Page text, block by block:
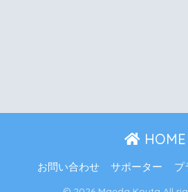
HOME
お問い合わせ サポーター プ